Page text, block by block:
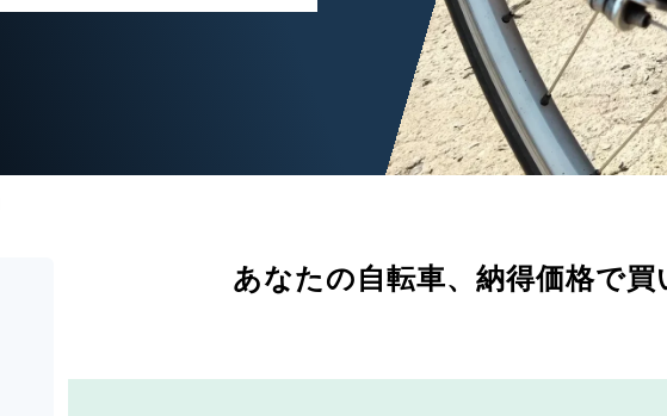
あなたの自転車、 納得価格で買